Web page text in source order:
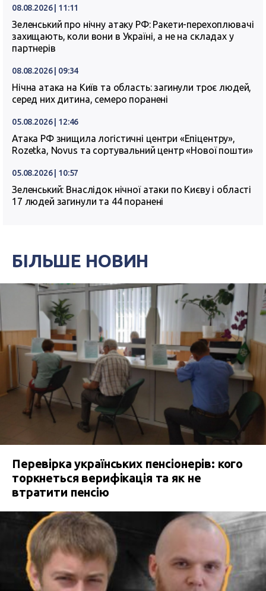
08.08.2026 | 11:11
Зеленський про нічну атаку РФ: Ракети-перехоплювачі
захищають, коли вони в Україні, а не на складах у
партнерів
08.08.2026 | 09:34
Нічна атака на Київ та область: загинули троє людей,
серед них дитина, семеро поранені
05.08.2026 | 12:46
Атака РФ знищила логістичні центри «Епіцентру»,
Rozetka, Novus та сортувальний центр «Нової пошти»
05.08.2026 | 10:57
Зеленський: Внаслідок нічної атаки по Києву і області
17 людей загинули та 44 поранені
БІЛЬШЕ НОВИН
Перевірка українських пенсіонерів: кого
торкнеться верифікація та як не
втратити пенсію